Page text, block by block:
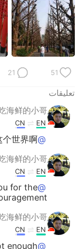
51
21
تعليقات
海鲜的小哥
EN
CN
@Mily
世界啊
海鲜的小哥
EN
CN
@uni_绒绒
for the
😊
海鲜的小哥
EN
CN
@鱼儿
😞